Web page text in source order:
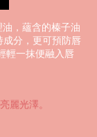
，蘊含的榛子油
分，更可預防唇
輕一抹便融入唇
麗光澤。